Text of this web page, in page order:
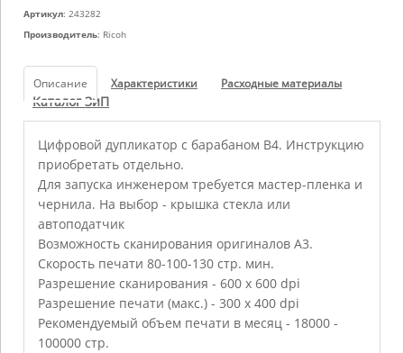
Артикул: 243282
Производитель: Ricoh
Описание Характеристики Расходные материалы
Каталог ЗиП
Цифровой дупликатор с барабаном B4. Инструкцию
приобретать отдельно.
Для запуска инженером требуется мастер-пленка и
чернила. На выбор - крышка стекла или
автоподатчик
Возможность сканирования оригиналов A3.
Скорость печати 80-100-130 стр. мин.
Разрешение сканирования - 600 x 600 dpi
Разрешение печати (макс.) - 300 x 400 dpi
Рекомендуемый объем печати в месяц - 18000 -
100000 стр.